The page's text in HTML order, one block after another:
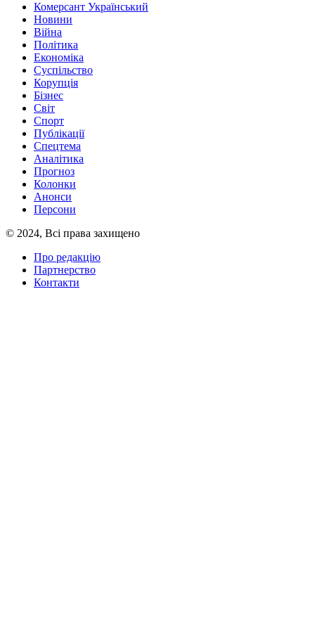
Комерсант Український
Новини
Війна
Політика
Економіка
Суспільство
Корупція
Бізнес
Світ
Спорт
Публікації
Спецтема
Аналітика
Прогноз
Колонки
Анонси
Персони
© 2024, Всі права захищено
Про редакцію
Партнерство
Контакти